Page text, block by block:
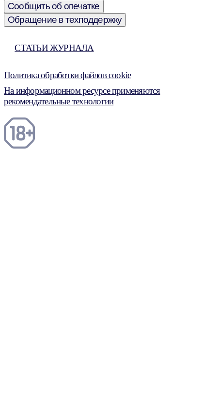
Сообщить об опечатке
Обращение в техподдержку
СТАТЬИ ЖУРНАЛА
Политика обработки файлов cookie
На информационном ресурсе применяются
рекомендательные технологии